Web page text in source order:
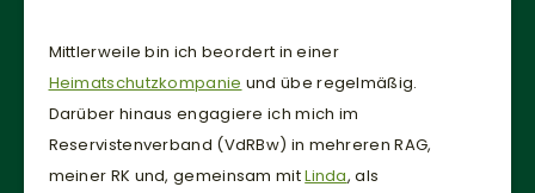
Mittlerweile bin ich beordert in einer
Heimatschutzkompanie und übe regelmäßig.
Darüber hinaus engagiere ich mich im
Reservistenverband (VdRBw) in mehreren RAG,
meiner RK und, gemeinsam mitLinda, als
Cookies
können wir die
Funktionsweise
der Website
auf Basis der